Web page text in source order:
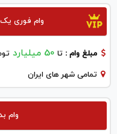
وام فوری
مبلغ وام : تا 50 میلیارد
تمامی شهر های ایران
وام